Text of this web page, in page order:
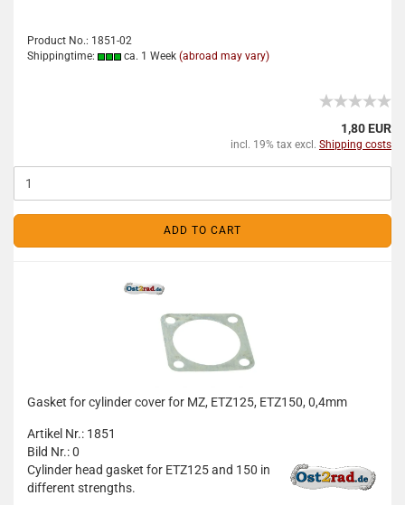
Product No.: 1851-02
Shippingtime:
ca. 1 Week (abroad may vary)
1,80 EUR
incl. 19% tax excl. Shipping costs
ADD TO CART
Gasket for cylinder cover for MZ, ETZ125, ETZ150, 0,4mm
Artikel Nr.: 1851
Bild Nr.: 0
Cylinder head gasket for ETZ125 and 150 in
different strengths.